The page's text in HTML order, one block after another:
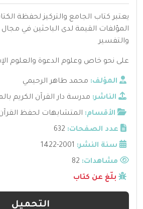
يعتبر كتاب الجامع والتركيز لحفظة
المؤلفات القيمة لدى الباحثين في مجال
والتفسير
على نحو خاص وعلوم الدعوة والعلوم
المؤلف: محمد طاهر الرحيمي
الناشر: مدرسة دار القرآن الكريم
الأقسام: المتشابهات لحفظ القرآن
عدد الصفحات: 632
سنة النشر: 2001-1422
مشاهدات:
بلّغ عن كتاب
التحميل